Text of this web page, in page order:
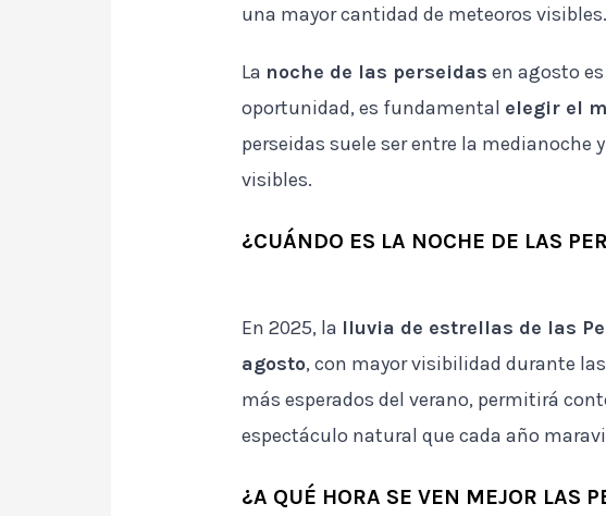
una mayor cantidad de meteoros visibles.
La noche de las perseidas en agosto
oportunidad, es fundamental elegir el
perseidas suele ser entre la medianoche
visibles.
¿CUÁNDO ES LA NOCHE DE LAS
En 2025, la lluvia de estrellas de las
agosto, con mayor visibilidad durante
más esperados del verano, permitirá
espectáculo natural que cada año
¿A QUÉ HORA SE VEN MEJOR LAS